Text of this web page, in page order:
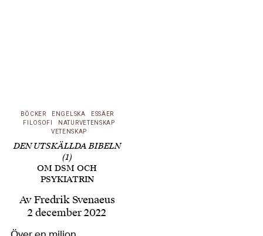
BÖCKER ENGELSKA
ESSÄER
FILOSOFI
NATURVETENSKAP
VETENSKAP
DEN UTSKÄLLDA BIBELN
(1)
OM DSM OCH
PSYKIATRIN
AvFredrik Svenaeus
2 december 2022